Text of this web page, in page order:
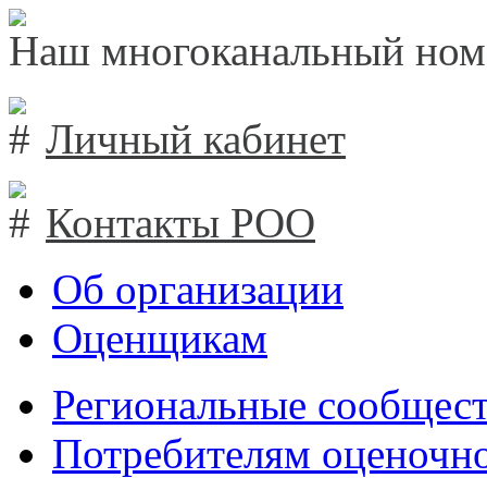
Наш многоканальный
Личный кабинет
Контакты РОО
Об организации
Оценщикам
Региональные
Потребителям